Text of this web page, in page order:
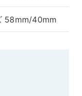
58mm/40mm